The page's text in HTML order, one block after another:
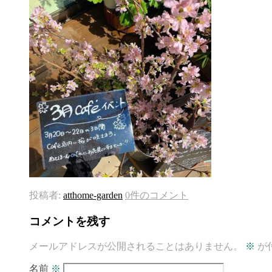
投稿者: atthome-garden 0件のコメント
コメントを残す
メールアドレスが公開されることはありません。 ※ が
名前 ※